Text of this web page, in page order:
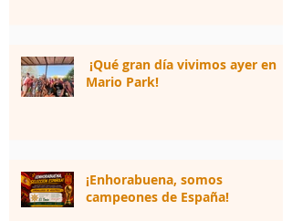
¡Qué gran día vivimos ayer en
Mario Park!
¡Enhorabuena, somos
campeones de España!